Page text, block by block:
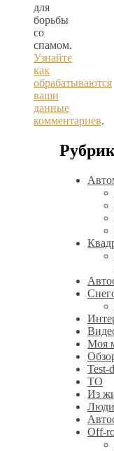
для
борьбы
со
спамом.
Узнайте
как
обрабатываются
ваши
данные
комментариев.
Моя
Test-
ТО
Из
Люди
Off-